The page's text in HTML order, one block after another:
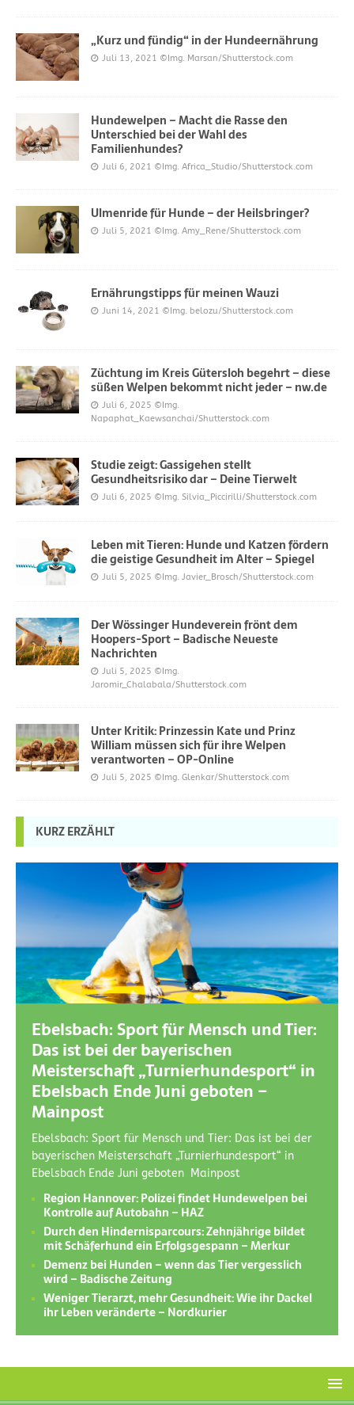
„Kurz und fündig“ in der Hundeernährung
Juli 13, 2021 ©Img. Marsan/Shutterstock.com
Hundewelpen – Macht die Rasse den
Unterschied bei der Wahl des
Familienhundes?
Juli 6, 2021 ©Img. Africa_Studio/Shutterstock.com
Ulmenride für Hunde – der Heilsbringer?
Juli 5, 2021 ©Img. Amy_Rene/Shutterstock.com
Ernährungstipps für meinen Wauzi
Juni 14, 2021 ©Img. belozu/Shutterstock.com
Züchtung im Kreis Gütersloh begehrt – diese
süßen Welpen bekommt nicht jeder – nw.de
Juli 6, 2025 ©Img.
Napaphat_Kaewsanchai/Shutterstock.com
Studie zeigt: Gassigehen stellt
Gesundheitsrisiko dar – Deine Tierwelt
Juli 6, 2025 ©Img. Silvia_Piccirilli/Shutterstock.com
Leben mit Tieren: Hunde und Katzen fördern
die geistige Gesundheit im Alter – Spiegel
Juli 5, 2025 ©Img. Javier_Brosch/Shutterstock.com
Der Wössinger Hundeverein frönt dem
Hoopers-Sport – Badische Neueste
Nachrichten
Juli 5, 2025 ©Img.
Jaromir_Chalabala/Shutterstock.com
Unter Kritik: Prinzessin Kate und Prinz
William müssen sich für ihre Welpen
verantworten – OP-Online
Juli 5, 2025 ©Img. Glenkar/Shutterstock.com
KURZ ERZÄHLT
Ebelsbach: Sport für Mensch und Tier:
Das ist bei der bayerischen
Meisterschaft „Turnierhundesport“ in
Ebelsbach Ende Juni geboten –
Mainpost
Ebelsbach: Sport für Mensch und Tier: Das ist bei der
bayerischen Meisterschaft „Turnierhundesport“ in
Ebelsbach Ende Juni geboten Mainpost
Region Hannover: Polizei findet Hundewelpen bei
Kontrolle auf Autobahn – HAZ
Durch den Hindernisparcours: Zehnjährige bildet
mit Schäferhund ein Erfolgsgespann – Merkur
Demenz bei Hunden – wenn das Tier vergesslich
wird – Badische Zeitung
Weniger Tierarzt, mehr Gesundheit: Wie ihr Dackel
ihr Leben veränderte – Nordkurier